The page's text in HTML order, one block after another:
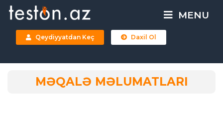
MENU
Qeydiyyatdan Keç Daxil Ol
MƏQALƏ MƏLUMATLARI